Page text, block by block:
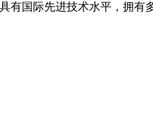
有国际先进技术水平，拥